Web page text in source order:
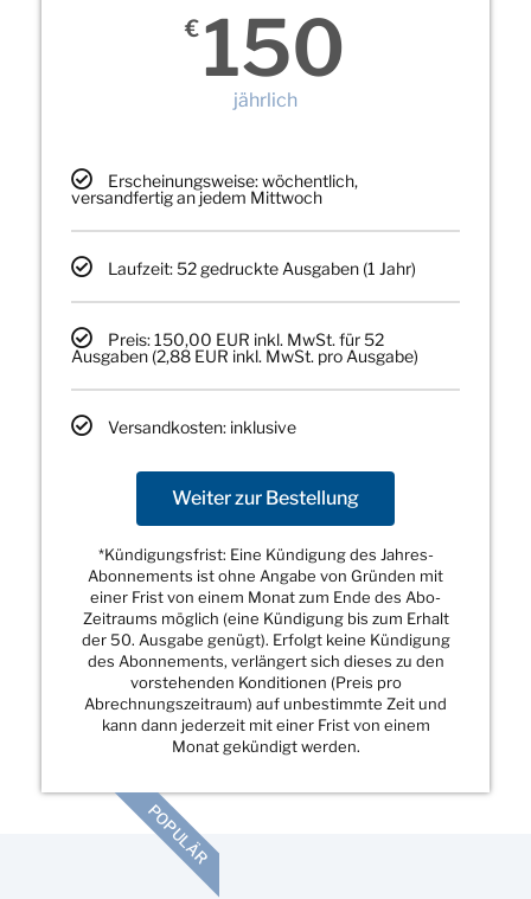
€ 150
jährlich
Erscheinungsweise: wöchentlich,
versandfertig an jedem Mittwoch
Laufzeit: 52 gedruckte Ausgaben (1 Jahr)
Preis: 150,00 EUR inkl. MwSt. für 52
Ausgaben (2,88 EUR inkl. MwSt. pro Ausgabe)
Versandkosten: inklusive
Weiter zur Bestellung
*Kündigungsfrist: Eine Kündigung des Jahres-
Abonnements ist ohne Angabe von Gründen mit
einer Frist von einem Monat zum Ende des Abo-
Zeitraums möglich (eine Kündigung bis zum Erhalt
der 50. Ausgabe genügt). Erfolgt keine Kündigung
des Abonnements, verlängert sich dieses zu den
vorstehenden Konditionen (Preis pro
Abrechnungszeitraum) auf unbestimmte Zeit und
kann dann jederzeit mit einer Frist von einem
Monat gekündigt werden.
POPULÄR